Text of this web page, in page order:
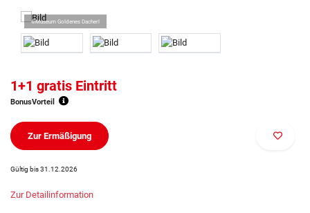
©Museum Goldenes Dacherl
1+1 gratis Eintritt
BonusVorteil
Zur Ermäßigung
Gültig bis 31.12.2026
Zur Detailinformation